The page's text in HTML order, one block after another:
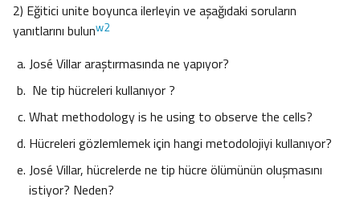
2) Eğitici unite boyunca ilerleyin ve aşağıdaki soruların
yanıtlarını bulunw2
José Villar araştırmasında ne yapıyor?
Ne tip hücreleri kullanıyor ?
What methodology is he using to observe the cells?
Hücreleri gözlemlemek için hangi metodolojiyi kullanıyor?
José Villar, hücrelerde ne tip hücre ölümünün oluşmasını
istiyor? Neden?